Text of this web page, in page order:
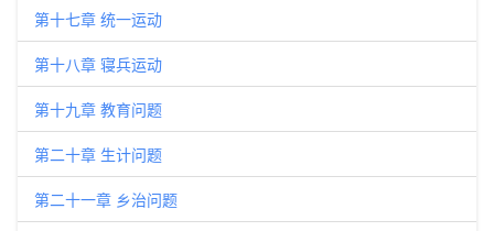
第十七章 统一运动
第十八章 寝兵运动
第十九章 教育问题
第二十章 生计问题
第二十一章 乡治问题